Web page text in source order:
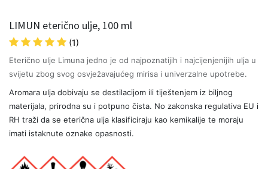
LIMUN eterično ulje, 100 ml
(1)
Eterično ulje Limuna jedno je od najpoznatijih i najcijenjenijih ulja u
svijetu zbog svog osvježavajućeg mirisa i univerzalne upotrebe.
Aromara ulja dobivaju se destilacijom ili tiještenjem iz biljnog
materijala, prirodna su i potpuno čista. No zakonska regulativa EU i
RH traži da se eterična ulja klasificiraju kao kemikalije te moraju
imati istaknute oznake opasnosti.